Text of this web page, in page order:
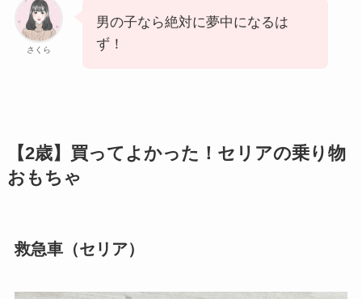
さくら
男の子なら絶対に夢中になるは
ず！
【2歳】買ってよかった！セリアの乗り物
おもちゃ
救急車（セリア）